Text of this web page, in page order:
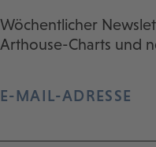
Wöchentlicher
Arthouse-Charts und
E-MAIL-ADRESSE